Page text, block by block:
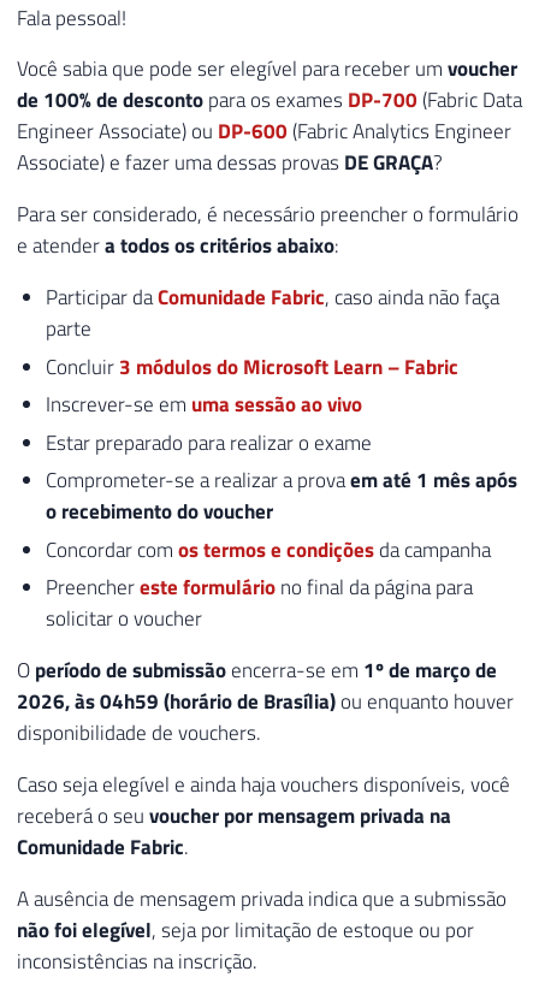
Fala pessoal!
Você sabia que pode ser elegível para receber umvoucher
de 100% de descontopara os exames DP-700 (Fabric Data
Engineer Associate) ou DP-600 (Fabric Analytics Engineer
Associate) e fazer uma dessas provas DE GRAÇA?
Para ser considerado, é necessário preencher o formulário
e atendera todos os critérios abaixo:
Participar daComunidade Fabric, caso ainda não faça
parte
Concluir3 módulos do Microsoft Learn – Fabric
Inscrever-se em uma sessão ao vivo
Estar preparado para realizar o exame
Comprometer-se a realizar a provaem até 1 mês após
o recebimento do voucher
Concordar comos termos e condiçõesda campanha
Preenchereste formuláriono final da página para
solicitar o voucher
Operíodo de submissãoencerra-se em 1º de março de
2026, às 04h59 (horário de Brasília)ou enquanto houver
disponibilidade de vouchers.
Caso seja elegível e ainda haja vouchers disponíveis, você
receberá o seuvoucher por mensagem privada na
Comunidade Fabric.
A ausência de mensagem privada indica que a submissão
não foi elegível, seja por limitação de estoque ou por
inconsistências na inscrição.